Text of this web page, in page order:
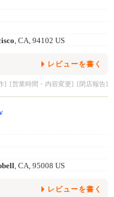
, CA, 94102 US
レビューを書く
] [営業時間・内容変更] [閉店報告]
, CA, 95008 US
レビューを書く